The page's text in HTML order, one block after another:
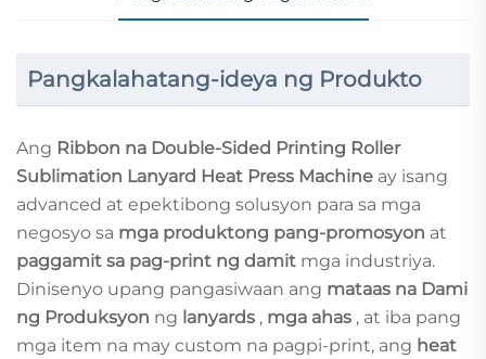
Pangkalahatang-ideya ng Produkto
Ang Ribbon na Double-Sided Printing Roller
Sublimation Lanyard Heat Press Machine ay isang
advanced at epektibong solusyon para sa mga
negosyo sa mga produktong pang-promosyon at
paggamit sa pag-print ng damit mga industriya.
Dinisenyo upang pangasiwaan ang mataas na Dami
ng Produksyon ng lanyards , mga ahas , at iba pang
mga item na may custom na pagpi-print, ang heat